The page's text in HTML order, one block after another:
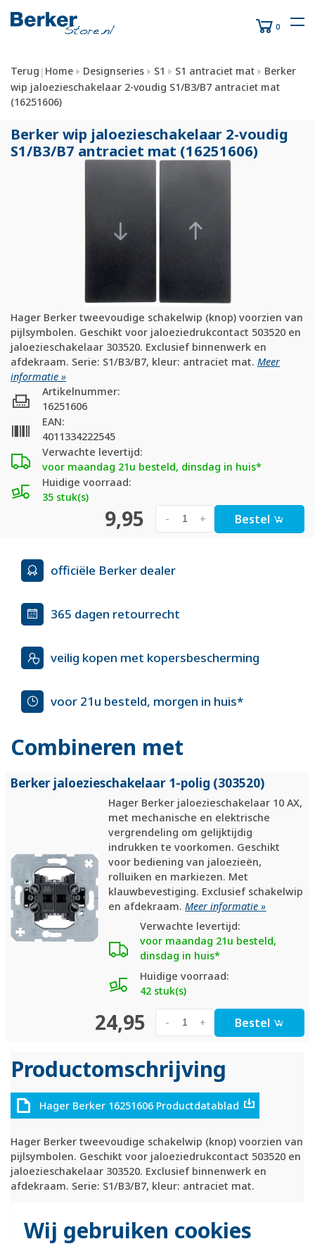
Wij gebruiken cookies
0
Terug | Home Designseries S1 S1 antraciet mat
Berker
wip jaloezieschakelaar 2-voudig S1/B3/B7 antraciet mat
(16251606)
Berker wip jaloezieschakelaar 2-voudig
S1/B3/B7 antraciet mat (16251606)
Hager Berker tweevoudige schakelwip (knop) voorzien van
pijlsymbolen. Geschikt voor jaloeziedrukcontact 503520 en
jaloezieschakelaar 303520. Exclusief binnenwerk en
afdekraam. Serie: S1/B3/B7, kleur: antraciet mat. Meer
informatie »
Verwachte levertijd:
voor maandag 21u besteld, dinsdag in huis*
Huidige voorraad:
35 stuk(s)
Artikelnummer:
16251606
EAN:
4011334222545
9,95 +
- Bestel
officiële Berker dealer
365 dagen retourrecht
veilig kopen met kopersbescherming
voor 21u besteld, morgen in huis*
Combineren met
Berker jaloezieschakelaar 1-polig (303520)
Hager Berker jaloezieschakelaar 10 AX,
met mechanische en elektrische
vergrendeling om gelijktijdig
indrukken te voorkomen. Geschikt
voor bediening van jaloezieën,
rolluiken en markiezen. Met
klauwbevestiging. Exclusief schakelwip
en afdekraam.Meer informatie »
Verwachte levertijd:
voor maandag 21u besteld,
dinsdag in huis*
Huidige voorraad:
42 stuk(s)
24,95 +
- Bestel
Productomschrijving
Hager Berker 16251606 Productdatablad
Hager Berker tweevoudige schakelwip (knop) voorzien van
pijlsymbolen. Geschikt voor jaloeziedrukcontact 503520 en
jaloezieschakelaar 303520. Exclusief binnenwerk en
afdekraam. Serie: S1/B3/B7, kleur: antraciet mat.
Technische specificaties